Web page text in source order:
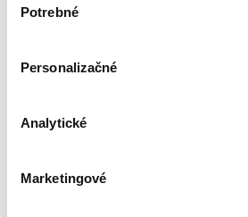
nám pomohlo, keby sme mohli
súhlasu
Potrebné
Personalizačné
Analytické
Marketingové
Najdrahšie
V českom jazyku